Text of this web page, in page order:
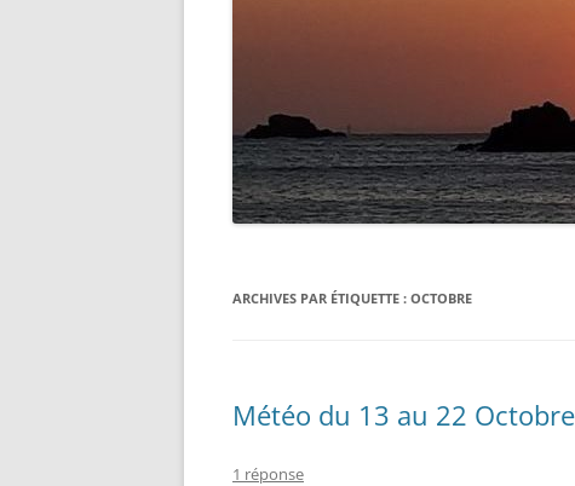
ARCHIVES PAR ÉTIQUETTE : OCTOBRE
Météo du 13 au 22
1 réponse